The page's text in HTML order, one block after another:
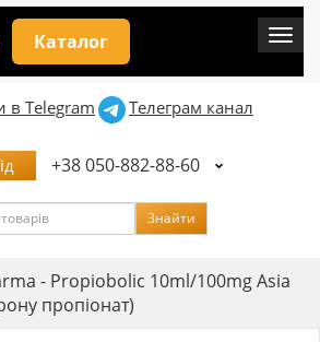
Каталог
в Telegram Телеграм канал
+38 050-882-88-60
Пошук Знайти
- Propiobolic 10ml/100mg Asia
пропіонат)